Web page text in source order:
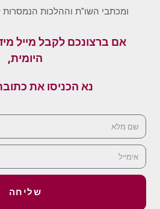
ומכתבי השו"ת וההלכות הנמסרות
אם ברצונכם לקבל מייל
היומית,
נא הכניסו את
שליחה